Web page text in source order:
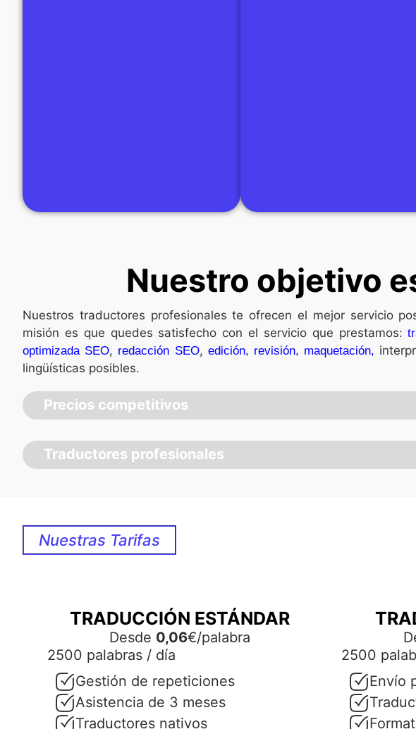
Nuestro objetivo
Nuestros traductores profesionaleste ofrecen el mejor servicio
misión es que quedes satisfecho con el servicio que prestamos:
optimizada SEO, redacción SEO, edición, revisión, maquetación,
lingüísticas posibles.
Precios competitivos
Traductores profesionales
Nuestras Tarifas
TRADUCCIÓN ESTÁNDAR
Desde 0,06€/palabra
2500 palabras / día
Gestión de repeticiones
Asistencia de 3 meses
Traductores nativos
2500
Envío